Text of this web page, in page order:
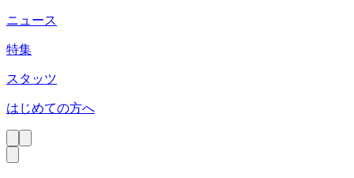
ニュース
特集
スタッツ
はじめての方へ